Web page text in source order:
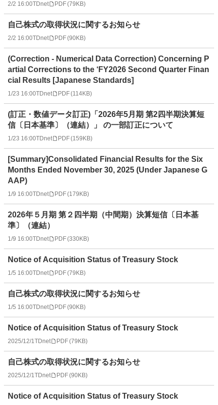
2/2 16:00TDnet PDF(79KB)
自己株式の取得状況に関するお知らせ
2/2 16:00TDnet PDF(90KB)
(Correction - Numerical Data Correction) Concerning P
artial Corrections to the ‘FY2026 Second Quarter Finan
cial Results [Japanese Standards]
1/23 16:00TDnet PDF(114KB)
(訂正・数値データ訂正)「2026年5月期 第2四半期決算短
信〔日本基準〕（連結）」 の一部訂正について
1/23 16:00TDnet PDF(159KB)
[Summary]Consolidated Financial Results for the Six
Months Ended November 30, 2025 (Under Japanese G
AAP)
1/9 16:00TDnet PDF(179KB)
2026年５月期 第２四半期（中間期）決算短信〔日本基
準〕（連結）
1/9 16:00TDnet PDF(330KB)
Notice of Acquisition Status of Treasury Stock
1/5 16:00TDnet PDF(79KB)
自己株式の取得状況に関するお知らせ
1/5 16:00TDnet PDF(90KB)
Notice of Acquisition Status of Treasury Stock
2025/12/1 TDnet PDF(79KB)
自己株式の取得状況に関するお知らせ
2025/12/1 TDnet PDF(90KB)
Notice of Acquisition Status of Treasury Stock